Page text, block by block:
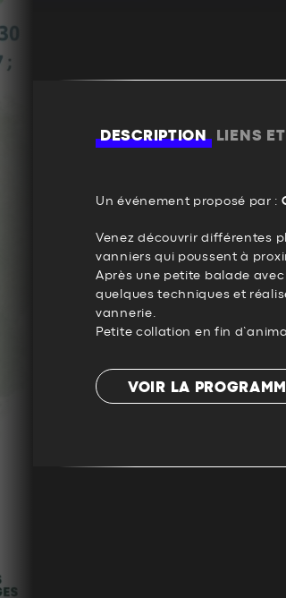
DESCRIPTION LIENS
Un événement proposé par :
Venez découvrir différentes
vanniers qui poussent à
Après une petite balade
quelques techniques et
vannerie.
Petite collation en fin
VOIR LA